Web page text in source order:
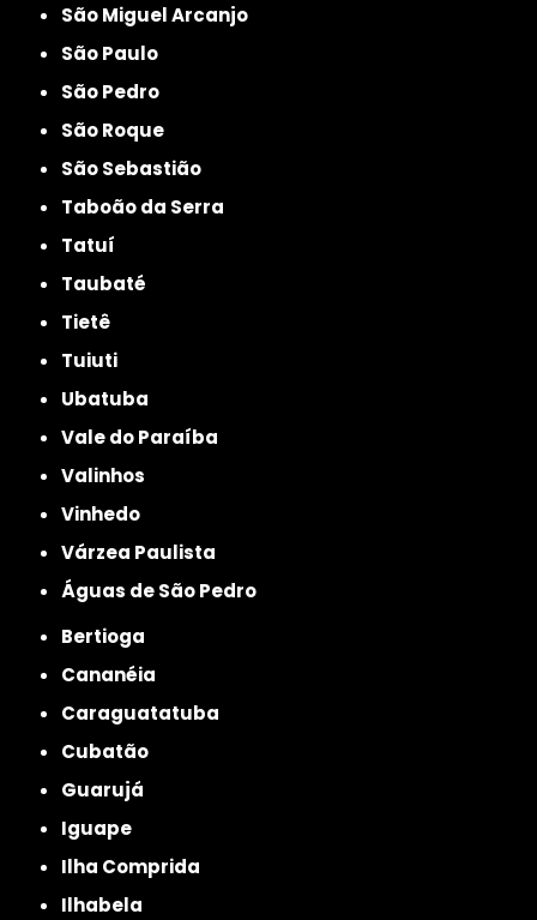
São Miguel Arcanjo
São Paulo
São Pedro
São Roque
São Sebastião
Taboão da Serra
Tatuí
Taubaté
Tietê
Tuiuti
Ubatuba
Vale do Paraíba
Valinhos
Vinhedo
Várzea Paulista
Águas de São Pedro
Bertioga
Cananéia
Caraguatatuba
Cubatão
Guarujá
Iguape
Ilha Comprida
Ilhabela